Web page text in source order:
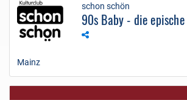
schon schön
90s Baby - die
Mainz